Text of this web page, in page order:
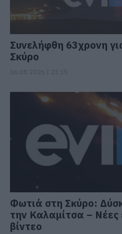
Συνελήφθη 63χρονη
Σκύρο
Φωτιά στη Σκύρο:
την Καλαμίτσα – Νέες
βίντεο